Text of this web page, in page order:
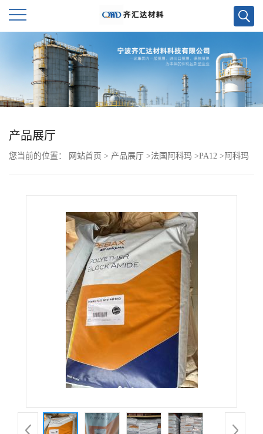
首
页
公
品
产品展厅
您当前的位置： 网站首页 > 产品展厅 >法国阿科玛 >PA12 > 阿科玛